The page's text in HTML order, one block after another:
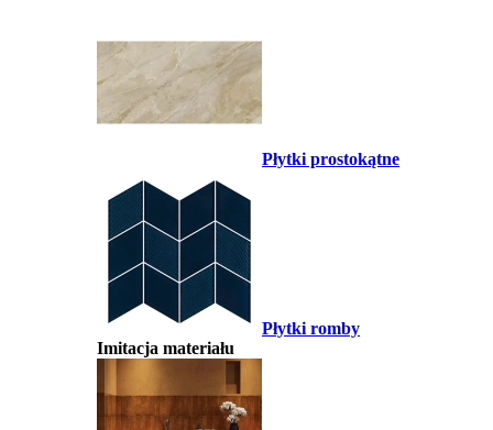
Płytki prostokątne
Płytki romby
Imitacja materiału